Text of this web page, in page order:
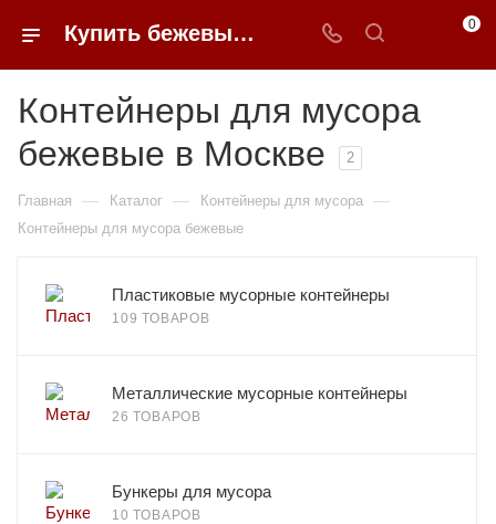
Купить бежевые контейнеры для мусора в Москве недорого | 0FFER 0
Контейнеры для мусора
бежевые в Москве
2
Главная — Каталог — Контейнеры для мусора —
Контейнеры для мусора бежевые
Пластиковые мусорные контейнеры
109 ТОВАРОВ
Металлические мусорные контейнеры
26 ТОВАРОВ
Бункеры для мусора
10 ТОВАРОВ